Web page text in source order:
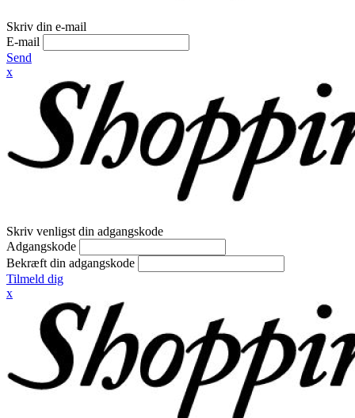
Skriv din e-mail
E-mail
Send
x
Skriv venligst din adgangskode
Adgangskode
Bekræft din adgangskode
Tilmeld dig
x